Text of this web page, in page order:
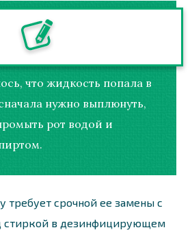
что жидкость попала в
нужно выплюнуть,
рот водой и
требует срочной ее замены с
стиркой в дезинфицирующем